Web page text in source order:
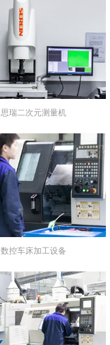
思瑞二次元测量机
数控车床加工设备